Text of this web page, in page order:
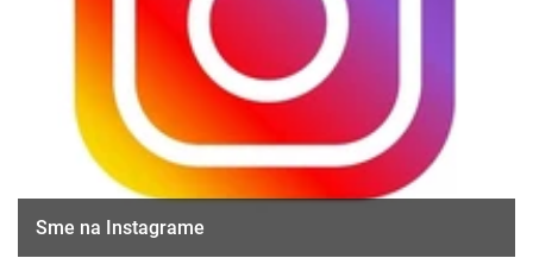
Sme na Instagrame